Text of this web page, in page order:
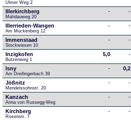
Ulmer Weg 2
Illerkirchberg
Mahdauweg 20
- -
Illerrieden-Wangen
Am Muckenberg 12
- -
Immenstaad
Stockwiesen 10
- -
Inzigkofen
Butzenweg 1
5,0 -
Isny
Am Dreifingerbach 39
- 0,2
Jößnitz
Mendelssohnstr. 20
- -
Kanzach
Anna von Russegg-Weg
- -
Kirchberg
Rosenstr. 7
- -